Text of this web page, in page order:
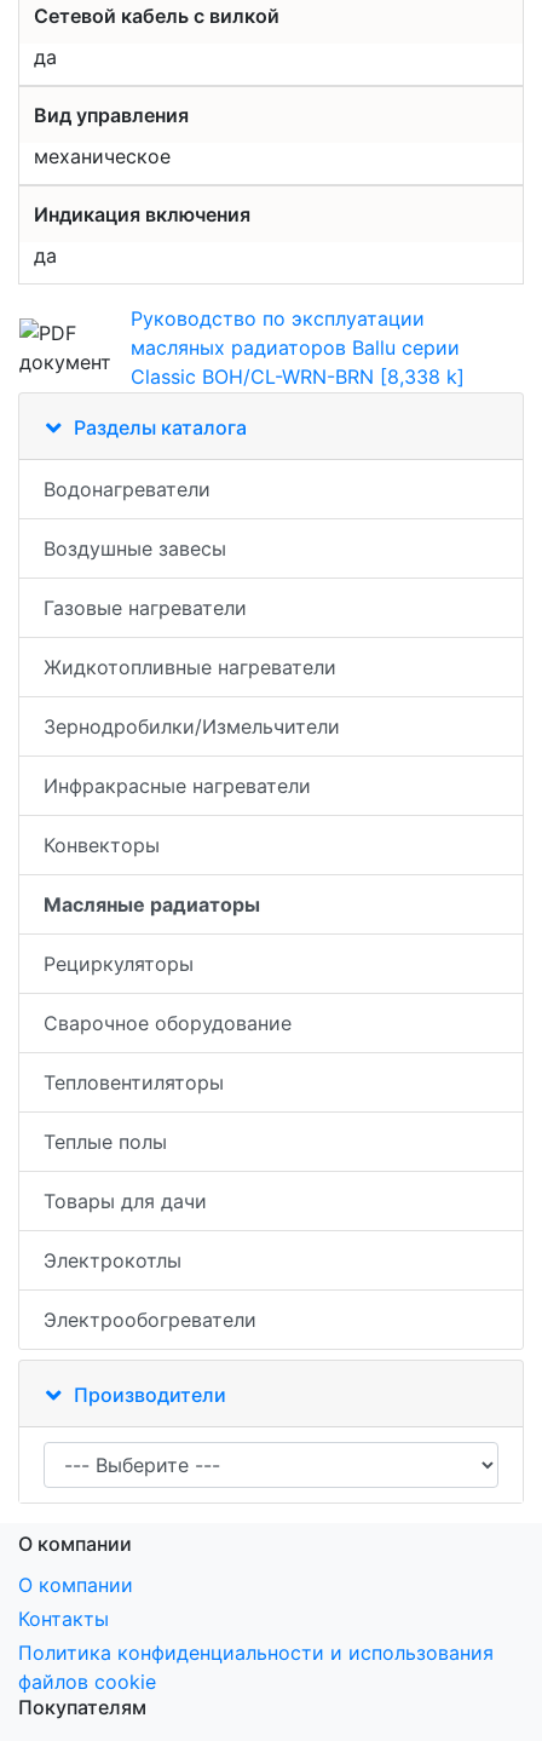
Сетевой кабель с вилкой
да
Вид управления
механическое
Индикация включения
да
Руководство по эксплуатации
масляных радиаторов Ballu серии
Classic BOH/CL-WRN-BRN [8,338 k]
Разделы каталога
Водонагреватели
Воздушные завесы
Газовые нагреватели
Жидкотопливные нагреватели
Зернодробилки/Измельчители
Инфракрасные нагреватели
Конвекторы
Масляные радиаторы
Рециркуляторы
Сварочное оборудование
Тепловентиляторы
Теплые полы
Товары для дачи
Электрокотлы
Электрообогреватели
Производители
О компании
О компании
Контакты
Политика конфиденциальности и использования
файлов cookie
Покупателям